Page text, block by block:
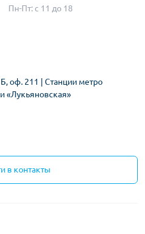
Пн-Пт: c 11 до 18
оф. 211 | Станции метро
«Лукьяновская»
в контакты